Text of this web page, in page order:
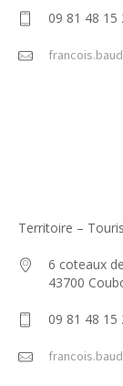
09 81 48 15
Territoire –
6 coteaux
43700
09 81 48 15